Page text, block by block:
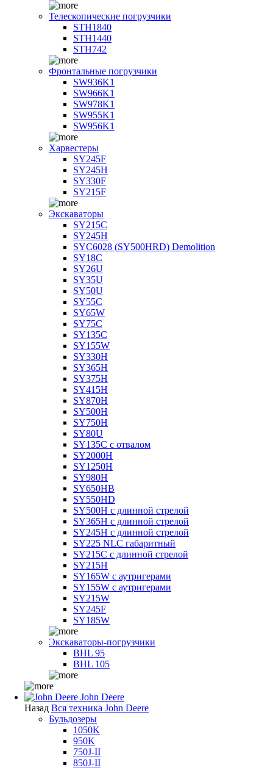
Телескопические погрузчики
STH1840
STH1440
STH742
Фронтальные погрузчики
SW936K1
SW966K1
SW978K1
SW955K1
SW956K1
Харвестеры
SY245F
SY245H
SY330F
SY215F
Экскаваторы
SY215C
SY245H
SYC6028 (SY500HRD) Demolition
SY18C
SY26U
SY35U
SY50U
SY55C
SY65W
SY75C
SY135C
SY155W
SY330H
SY365H
SY375H
SY415H
SY870H
SY500H
SY750H
SY80U
SY135C с отвалом
SY2000H
SY1250H
SY980H
SY650HB
SY550HD
SY500H с длинной стрелой
SY365H с длинной стрелой
SY245H с длинной стрелой
SY225 NLC габаритный
SY215C с длинной стрелой
SY215H
SY165W с аутригерами
SY155W с аутригерами
SY215W
SY245F
SY185W
Экскаваторы-погрузчики
BHL 95
BHL 105
John Deere
Назад Вся техника John Deere
Бульдозеры
1050K
950K
750J-II
850J-II